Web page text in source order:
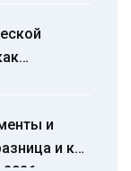
и
и как